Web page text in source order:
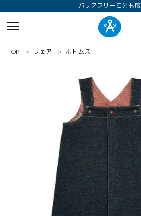
バリアフリーこども服
search
ロンパース オプション加工
ANGEL KIDS WEARのこだわり
TOP ウェア ボトムス